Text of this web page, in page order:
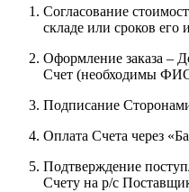
Согласование
складе или сроков его
Оформление заказа –
Счет (необходимы
Подписание
Оплата Счета через
Подтверждение
Счету на р/с